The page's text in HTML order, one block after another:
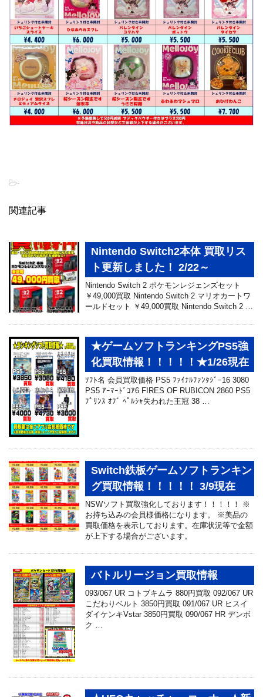
-
関連記事
Nintendo Switch2本体 買取リス
ト更新しました！ 2/22～
Nintendo Switch 2 ポケモンレジェンズセット
￥49,000買取 Nintendo Switch 2 マリオカートワ
ールドセット ￥49,000買取 Nintendo Switch 2 …
★ゲームソフトランキングPS5強
化買取情報！！！！！★1/26現在
ｿﾌﾄ名 会員買取価格 PS5 ﾌｧｲﾅﾙﾌｧﾝﾀｼﾞｰ16 3080
PS5 ｱｰﾏｰﾄﾞｺｱ6 FIRES OF RUBICON 2860 PS5
ﾌﾟﾘﾝｽ ｵﾌﾞ ﾍﾟﾙｼｬ失われた王冠 38 …
Switch鉄板ゲームソフトランキン
グ買取情報！！！！！ 3/9現在
NSWソフト買取強化しております！！！！！ ※
お持ち込みの会員様価格になります。 ※美品の
買取価格を表示しております。在庫状況等で金額
が上下する場合がございます。
バトルリージョン買取情報
093/067 UR コトブキムラ 880円買取 092/067 UR
こだわりベルト 3850円買取 091/067 UR ヒスイ
ダイケンキVstar 3850円買取 090/067 HR デンボ
ク …